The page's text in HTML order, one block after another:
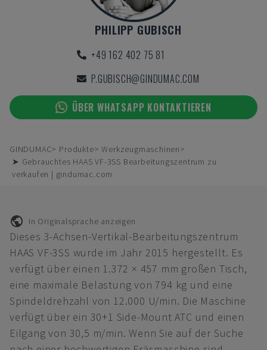
PHILIPP GUBISCH
+49 162 402 75 81
P.GUBISCH@GINDUMAC.COM
ÜBER WHATSAPP KONTAKTIEREN
GINDUMAC Produkte
Werkzeugmaschinen
➤ Gebrauchtes HAAS VF-3SS Bearbeitungszentrum zu
verkaufen | gindumac.com
In Originalsprache anzeigen
Dieses 3-Achsen-Vertikal-Bearbeitungszentrum
HAAS VF-3SS wurde im Jahr 2015 hergestellt. Es
verfügt über einen 1.372 × 457 mm großen Tisch,
eine maximale Belastung von 794 kg und eine
Spindeldrehzahl von 12.000 U/min. Die Maschine
verfügt über ein 30+1 Side-Mount ATC und einen
Eilgang von 30,5 m/min. Wenn Sie auf der Suche